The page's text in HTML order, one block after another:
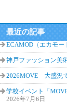
最近の記事
ECAMOD（エカモ
神戸ファッション美
2026MOVE 大盛況
学校イベント「
2026年7月6日